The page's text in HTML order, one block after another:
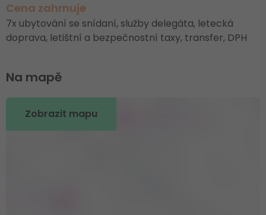
Cena zahrnuje
7x ubytování se snídaní, služby delegáta, letecká
doprava, letištní a bezpečnostní taxy, transfer, DPH
Na mapě
Zobrazit mapu